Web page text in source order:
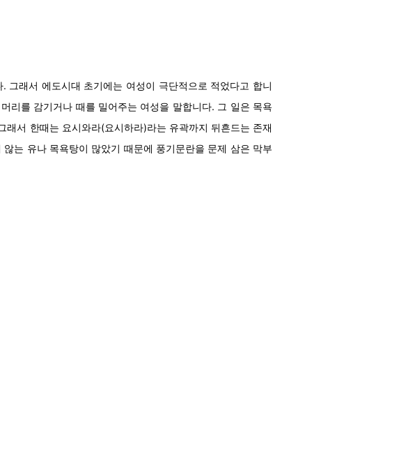
래서 에도시대 초기에는 여성이 극단적으로 적었다고 합니
리를 감기거나 때를 밀어주는 여성을 말합니다. 그 일은 목욕
서 한때는 요시와라(요시하라)라는 유곽까지 뒤흔드는 존재
는 유나 목욕탕이 많았기 때문에 풍기문란을 문제 삼은 막부